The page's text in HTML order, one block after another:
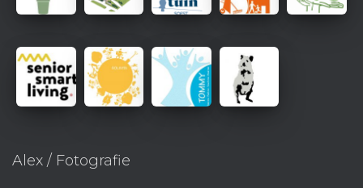
Alex / Fotografie